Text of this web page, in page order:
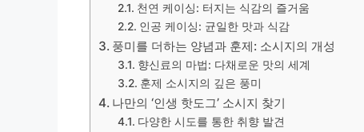
천연 케이싱: 터지는 식감의 즐거움
인공 케이싱: 균일한 맛과 식감
풍미를 더하는 양념과 훈제: 소시지의 개성
향신료의 마법: 다채로운 맛의 세계
훈제 소시지의 깊은 풍미
나만의 ‘인생 핫도그’ 소시지 찾기
다양한 시도를 통한 취향 발견